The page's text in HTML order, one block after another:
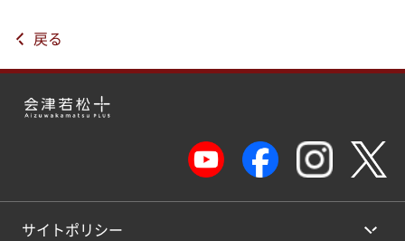
戻る
サイトポリシー